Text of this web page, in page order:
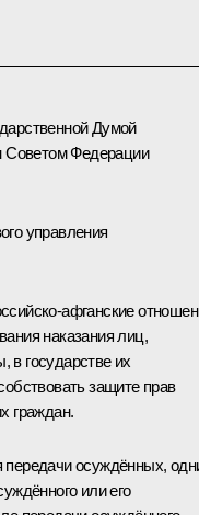
Думой
Советом Федерации
управления
афганские
наказания лиц,
государстве их
защите прав
граждан.
передачи осуждённых,
или его